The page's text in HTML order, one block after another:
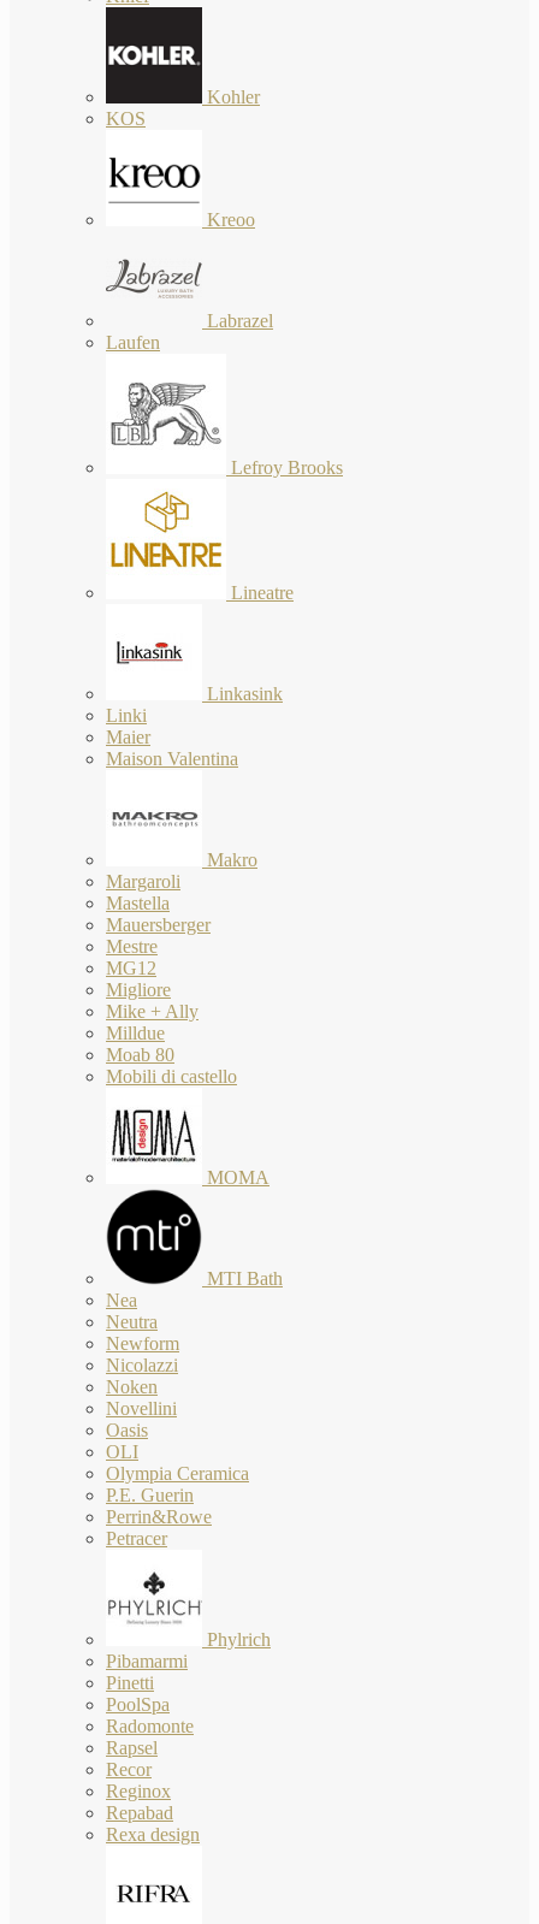
Kohler
KOS
Kreoo
Labrazel
Laufen
Lefroy Brooks
Lineatre
Linkasink
Linki
Maier
Maison Valentina
Makro
Margaroli
Mastella
Mauersberger
Mestre
MG12
Migliore
Mike + Ally
Milldue
Moab 80
Mobili di castello
MOMA
MTI Bath
Nea
Neutra
Newform
Nicolazzi
Noken
Novellini
Oasis
OLI
Olympia Ceramica
P.E. Guerin
Perrin&Rowe
Petracer
Phylrich
Pibamarmi
Pinetti
PoolSpa
Radomonte
Rapsel
Recor
Reginox
Repabad
Rexa design